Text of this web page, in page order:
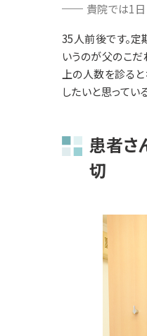
貴院では1
35人前後です。
いうのが父のこだ
上の人数を診る
したいと思ってい
患者さ
切